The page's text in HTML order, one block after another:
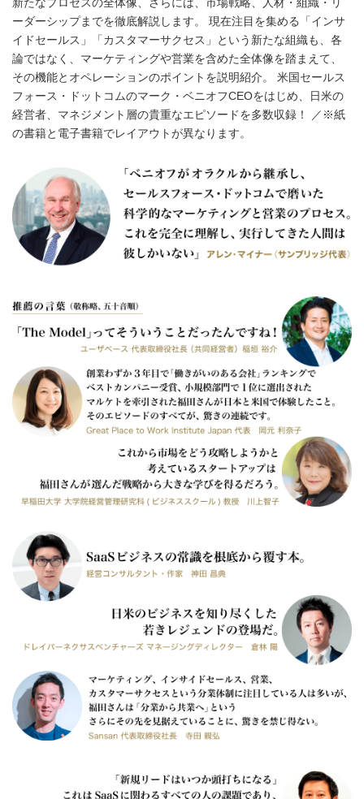
ーダーシップまでを徹底解説します。 現在注目を集める「インサ
イドセールス」「カスタマーサクセス」という新たな組織も、各
論ではなく、マーケティングや営業を含めた全体像を踏まえて、
その機能とオペレーションのポイントを説明紹介。 米国セールス
フォース・ドットコムのマーク・ベニオフCEOをはじめ、日米の
経営者、マネジメント層の貴重なエピソードを多数収録！ ／※紙
の書籍と電子書籍でレイアウトが異なります。